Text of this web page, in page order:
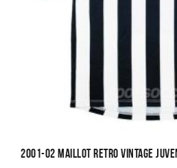
2001-02 Maillot Retro Vintage